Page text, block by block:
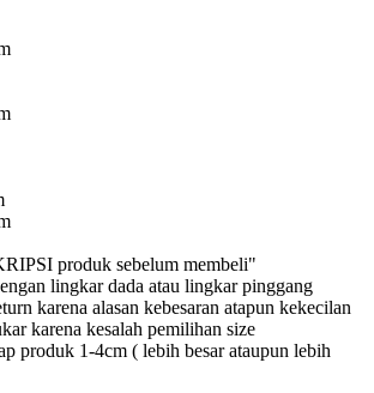
produk sebelum membeli"
lingkar dada atau lingkar pinggang
karena alasan kebesaran atapun kekecilan
karena kesalah pemilihan size
produk 1-4cm ( lebih besar ataupun lebih